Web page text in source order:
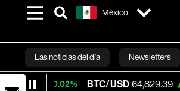
México
Las noticias del día Newsletters
BTC/USD 64,829.39 +0.07%